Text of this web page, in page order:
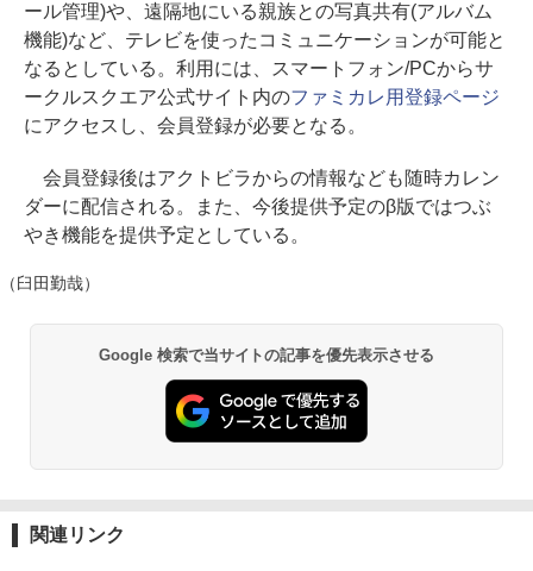
ール管理)や、遠隔地にいる親族との写真共有(アルバム
機能)など、テレビを使ったコミュニケーションが可能と
なるとしている。利用には、スマートフォン/PCからサ
ークルスクエア公式サイト内のファミカレ用登録ページ
にアクセスし、会員登録が必要となる。
会員登録後はアクトビラからの情報なども随時カレン
ダーに配信される。また、今後提供予定のβ版ではつぶ
やき機能を提供予定としている。
（臼田勤哉）
Google 検索で当サイトの記事を優先表示させる
関連リンク